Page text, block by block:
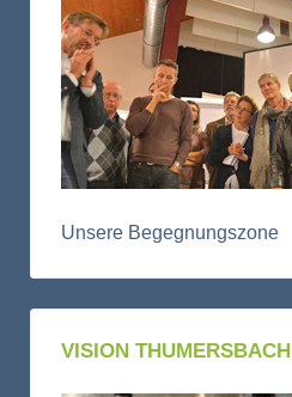
Unsere Begegnungszone
VISION THUMERSBACH